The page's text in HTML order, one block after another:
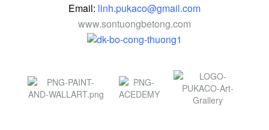
Email: linh.pukaco@gmail.com
www.sontuongbetong.com